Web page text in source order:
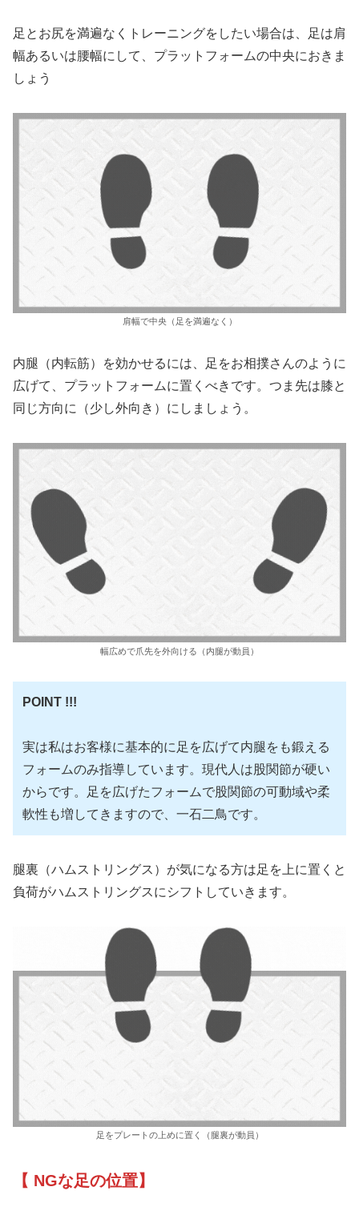
足とお尻を満遍なくトレーニングをしたい場合は、足は肩
幅あるいは腰幅にして、プラットフォームの中央におきま
しょう
肩幅で中央（足を満遍なく）
内腿（内転筋）を効かせるには、足をお相撲さんのように
広げて、プラットフォームに置くべきです。つま先は膝と
同じ方向に（少し外向き）にしましょう。
幅広めで爪先を外向ける（内腿が動員）
POINT !!!
実は私はお客様に基本的に足を広げて内腿をも鍛える
フォームのみ指導しています。現代人は股関節が硬い
からです。足を広げたフォームで股関節の可動域や柔
軟性も増してきますので、一石二鳥です。
腿裏（ハムストリングス）が気になる方は足を上に置くと
負荷がハムストリングスにシフトしていきます。
足をプレートの上めに置く（腿裏が動員）
【 NGな足の位置】